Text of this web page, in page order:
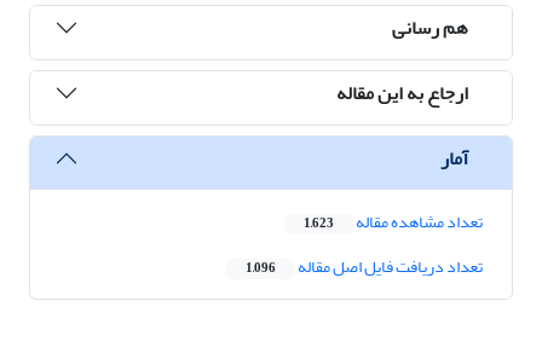
هم رسانی
ارجاع به این مقاله
آمار
تعداد مشاهده مقاله 1,623
تعداد دریافت فایل اصل مقاله 1,096